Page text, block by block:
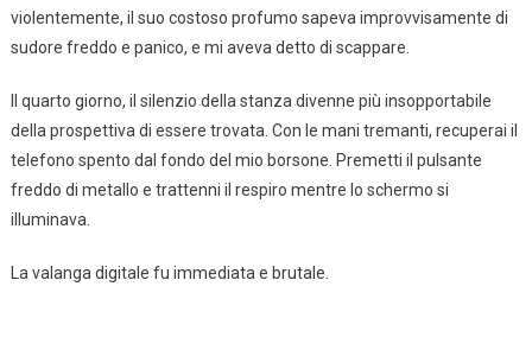
violentemente, il suo costoso profumo sapeva improvvisamente di
sudore freddo e panico, e mi aveva detto di scappare.
Il quarto giorno, il silenzio della stanza divenne più insopportabile
della prospettiva di essere trovata. Con le mani tremanti, recuperai il
telefono spento dal fondo del mio borsone. Premetti il pulsante
freddo di metallo e trattenni il respiro mentre lo schermo si
illuminava.
La valanga digitale fu immediata e brutale.